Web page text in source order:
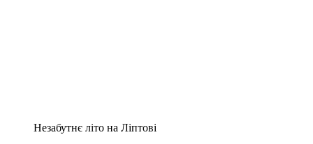
Незабутнє літо на Ліптові